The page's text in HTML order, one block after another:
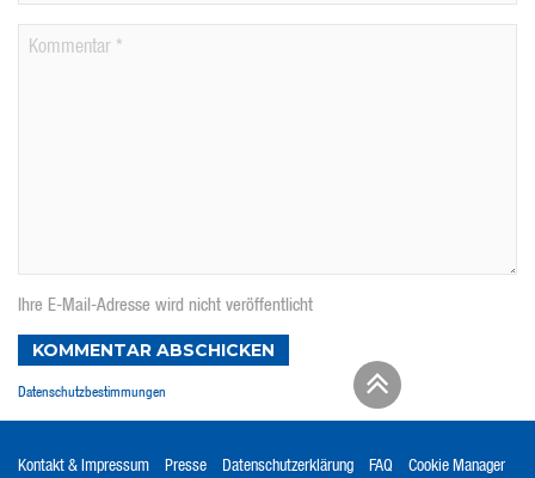
Ihre E-Mail-Adresse wird nicht veröffentlicht
KOMMENTAR ABSCHICKEN
Datenschutzbestimmungen
Kontakt & Impressum Presse Datenschutzerklärung FAQ Cookie Manager